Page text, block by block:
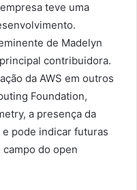
teve uma
de Madelyn
contribuidora.
da AWS em outros
Foundation,
a presença da
pode indicar futuras
do open